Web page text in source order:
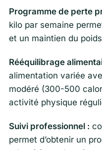
Programme de perte
kilo par semaine
et un maintien du
Rééquilibrage
alimentation variée
modéré (300-500
activité physique
Suivi professionnel :
permet d’obtenir un